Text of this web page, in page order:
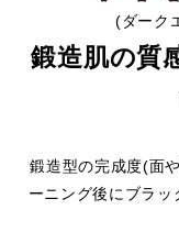
(ダーク
鍛造肌の質
鍛造型の完成度(面
ーニング後にブラ